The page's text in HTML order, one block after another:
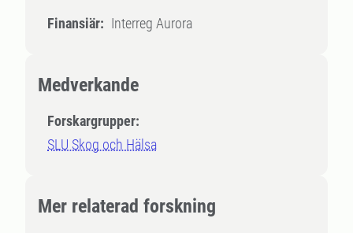
Finansiär: Interreg Aurora
Medverkande
Forskargrupper:
SLU Skog och Hälsa
Mer relaterad forskning